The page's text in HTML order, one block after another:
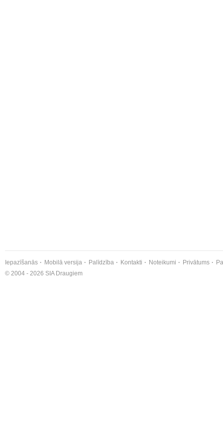
Iepazīšanās Mobilā versija Palīdzība Kontakti Noteikumi Privātums
© 2004 - 2026 SIA Draugiem